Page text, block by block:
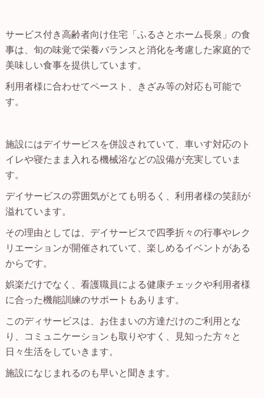
サービス付き高齢者向け住宅「ふるさとホーム長泉」の食
事は、旬の味覚で栄養バランスと消化を考慮した家庭的で
美味しい食事を提供しています。
利用者様に合わせてペースト、きざみ等の対応も可能で
す。
施設にはデイサービスを併設されていて、車いす対応のト
イレや寝たまま入れる機械浴などの設備が充実していま
す。
デイサービスの雰囲気がとても明るく、利用者様の笑顔が
溢れています。
その理由としては、デイサービスで四季折々の行事やレク
リエーションが開催されていて、楽しめるイベントがある
からです。
娯楽だけでなく、看護職員による健康チェックや利用者様
に合った機能訓練のサポートもあります。
このディサービスは、お住まいの方達だけのご利用とな
り、コミュニケーションも取りやすく、見知った方々と
日々生活をしていきます。
施設になじまれるのも早いと聞きます。